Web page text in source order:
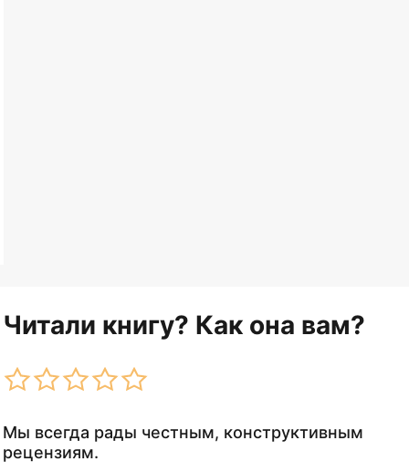
Читали книгу? Как она вам?
Мы всегда рады честным, конструктивным
рецензиям.